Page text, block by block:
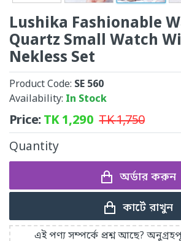
Lushika Fashionable
Quartz Small Watch
Nekless Set
Product Code: SE 560
Availability: In Stock
Price:TK1,290 TK1,750
Quantity
অর্ডার করুন
কার্টে রাখুন
এই পণ্য সম্পর্কে প্রশ্ন আছে?